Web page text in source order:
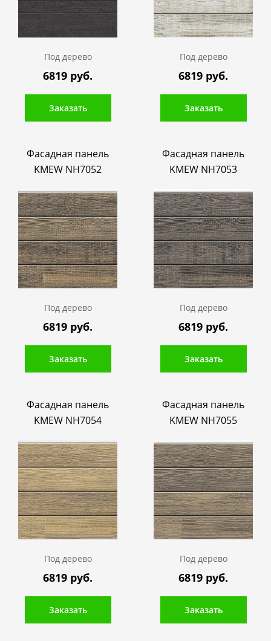
Под дерево
6819 руб.
Заказать
Под дерево
6819 руб.
Заказать
Фасадная панель
KMEW NH7052
Под дерево
6819 руб.
Заказать
Фасадная панель
KMEW NH7053
Под дерево
6819 руб.
Заказать
Фасадная панель
KMEW NH7054
Под дерево
6819 руб.
Заказать
Фасадная панель
KMEW NH7055
Под дерево
6819 руб.
Заказать